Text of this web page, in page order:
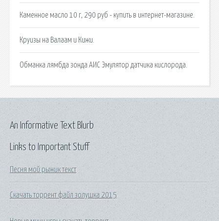
Каменное масло 10 г, 290 руб - купить в интернет-магазине.
Круизы на Валаам и Кижи.
Обманка лямбда зонда АИС Эмулятор датчика кислорода.
Links to Important Stuff
Песня мой рыжик текст
Скачать торрент файл золушка 2015
An Informative Text Blurb